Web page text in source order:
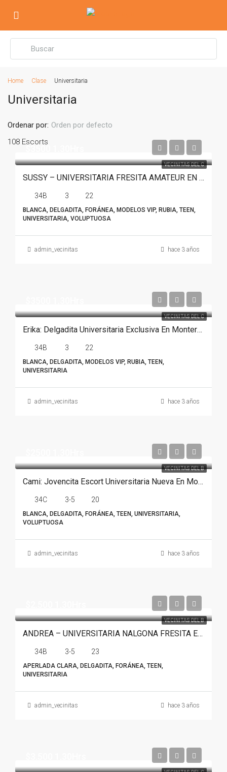
Home Clase Universitaria
Universitaria
108 Escorts
Ordenar por: Orden por defecto
VECINITAS DEL C
SUSSY – UNIVERSITARIA FRESITA AMATEUR EN MONTERREY
34B 3 22
BLANCA, DELGADITA, FORÁNEA, MODELOS VIP, RUBIA, TEEN,
UNIVERSITARIA, VOLUPTUOSA
admin_vecinitas hace 3 años
VECINITAS DEL C
Erika: Delgadita Universitaria Exclusiva En Monterrey
34B 3 22
BLANCA, DELGADITA, MODELOS VIP, RUBIA, TEEN,
UNIVERSITARIA
admin_vecinitas hace 3 años
VECINITAS DEL B
Cami: Jovencita Escort Universitaria Nueva En Monterrey
34C 3-5 20
BLANCA, DELGADITA, FORÁNEA, TEEN, UNIVERSITARIA,
VOLUPTUOSA
admin_vecinitas hace 3 años
VECINITAS DEL B
ANDREA – UNIVERSITARIA NALGONA FRESITA EN MONTERREY
34B 3-5 23
APERLADA CLARA, DELGADITA, FORÁNEA, TEEN,
UNIVERSITARIA
admin_vecinitas hace 3 años